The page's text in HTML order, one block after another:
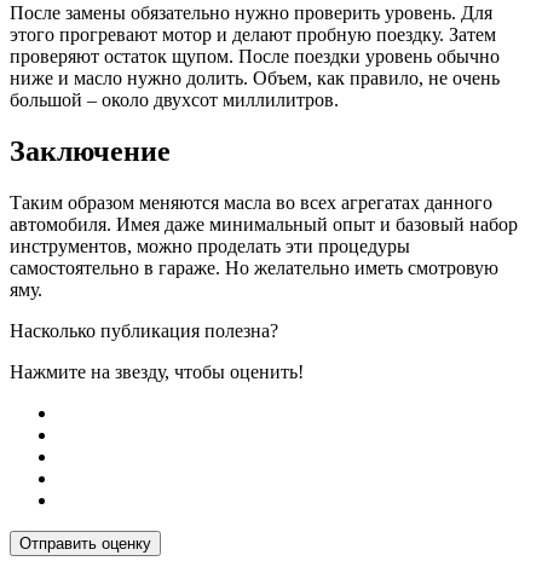
После замены обязательно нужно проверить уровень. Для
этого прогревают мотор и делают пробную поездку. Затем
проверяют остаток щупом. После поездки уровень обычно
ниже и масло нужно долить. Объем, как правило, не очень
большой – около двухсот миллилитров.
Заключение
Таким образом меняются масла во всех агрегатах данного
автомобиля. Имея даже минимальный опыт и базовый набор
инструментов, можно проделать эти процедуры
самостоятельно в гараже. Но желательно иметь смотровую
яму.
Насколько публикация полезна?
Нажмите на звезду, чтобы оценить!
Отправить оценку